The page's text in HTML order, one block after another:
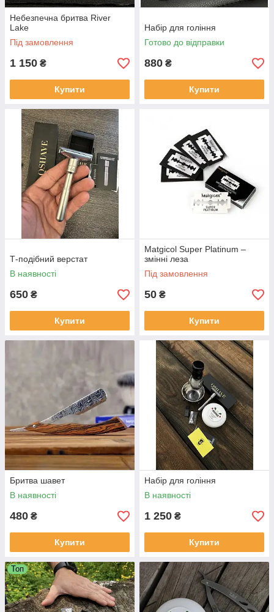
Небезпечна бритва River
Lake
Під замовлення
1 150 ₴
Купити
Набір для гоління
Готово до відправки
880 ₴
Купити
Т-подібний верстат
В наявності
650 ₴
Купити
Matgicol Super Platinum –
змінні леза
Під замовлення
50 ₴
Купити
Бритва шавет
В наявності
480 ₴
Купити
Набір для гоління
В наявності
1 250 ₴
Купити
Топ